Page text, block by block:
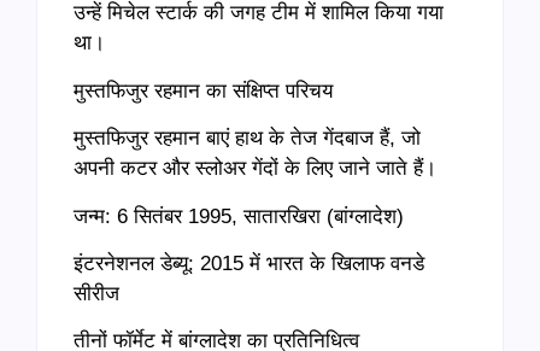
उन्हें मिचेल स्टार्क की जगह टीम में शामिल किया गया
था।
मुस्तफिजुर रहमान का संक्षिप्त परिचय
मुस्तफिजुर रहमान बाएं हाथ के तेज गेंदबाज हैं, जो
अपनी कटर और स्लोअर गेंदों के लिए जाने जाते हैं।
जन्म: 6 सितंबर 1995, सातारखिरा (बांग्लादेश)
इंटरनेशनल डेब्यू: 2015 में भारत के खिलाफ वनडे
सीरीज
तीनों फॉर्मेट में बांग्लादेश का प्रतिनिधित्व